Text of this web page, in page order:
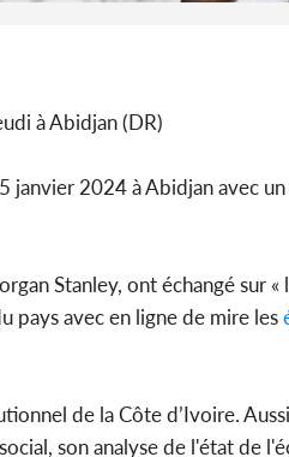
à Abidjan (DR)
janvier 2024 à Abidjan avec
Stanley, ont échangé sur
pays avec en ligne de mire les
de la Côte d’Ivoire.
son analyse de l'état de